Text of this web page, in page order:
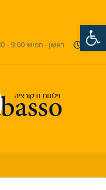
ראשון - חמישי 9:00 - 18:30
פתח סרגל נגישות